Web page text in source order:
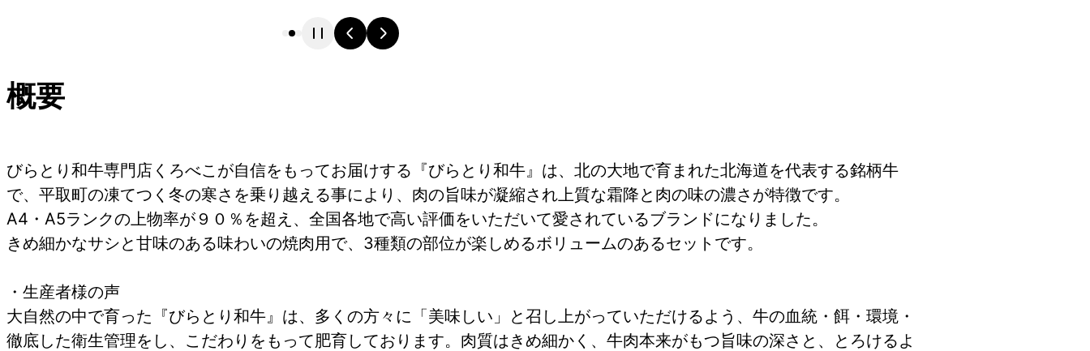
概要
びらとり和牛専門店くろべこが自信をもってお届けする『びらとり和牛』は、北の大地で育まれた北海道を代表する銘柄牛
で、平取町の凍てつく冬の寒さを乗り越える事により、肉の旨味が凝縮され上質な霜降と肉の味の濃さが特徴です。
A4・A5ランクの上物率が９０％を超え、全国各地で高い評価をいただいて愛されているブランドになりました。
きめ細かなサシと甘味のある味わいの焼肉用で、3種類の部位が楽しめるボリュームのあるセットです。
・生産者様の声
大自然の中で育った『びらとり和牛』は、多くの方々に「美味しい」と召し上がっていただけるよう、牛の血統・餌・環境・
徹底した衛生管理をし、こだわりをもって肥育しております。肉質はきめ細かく、牛肉本来がもつ旨味の深さと、とろけるよ